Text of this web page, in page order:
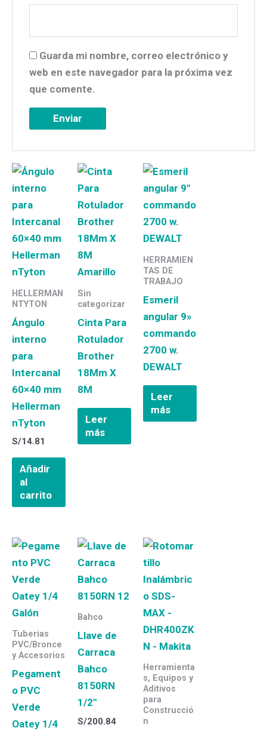
Guarda mi nombre, correo electrónico y
web en este navegador para la próxima vez
que comente.
HELLERMAN
NTYTON
Ángulo
interno
para
Intercanal
60×40 mm
Hellerman
nTyton
S/14.81
Añadir
al
carrito
Sin
categorizar
Cinta Para
Rotulador
Brother
18Mm X
8M
Leer
más
HERRAMIEN
TAS DE
TRABAJO
Esmeril
angular 9»
commando
2700 w.
DEWALT
Leer
más
Tuberias
PVC/Bronce
y Accesorios
Pegament
o PVC
Verde
Oatey 1/4
Bahco
Llave de
Carraca
Bahco
8150RN
1/2″
S/200.84
Herramienta
s, Equipos y
Aditivos
para
Construcció
n